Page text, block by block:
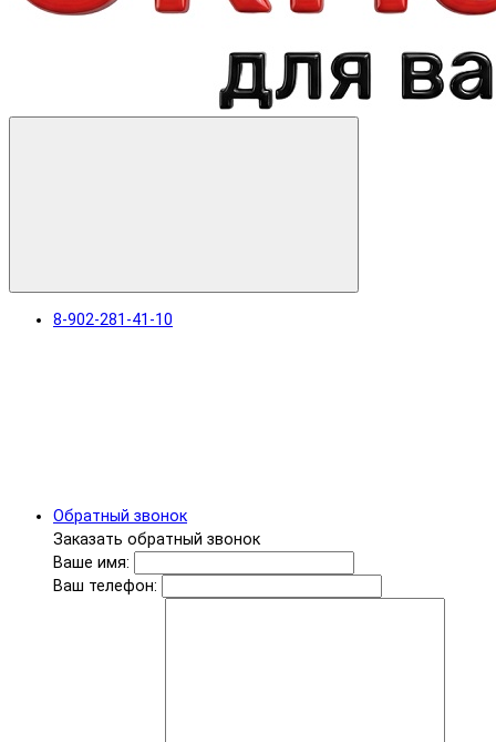
8-902-281-41-10
Обратный звонок
Заказать обратный звонок
Ваше имя:
Ваш телефон: